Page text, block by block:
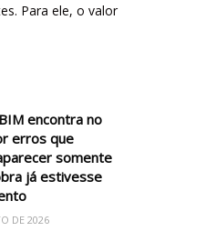
Para ele, o valor
encontra no
erros que
somente
já estivesse
DE 2026